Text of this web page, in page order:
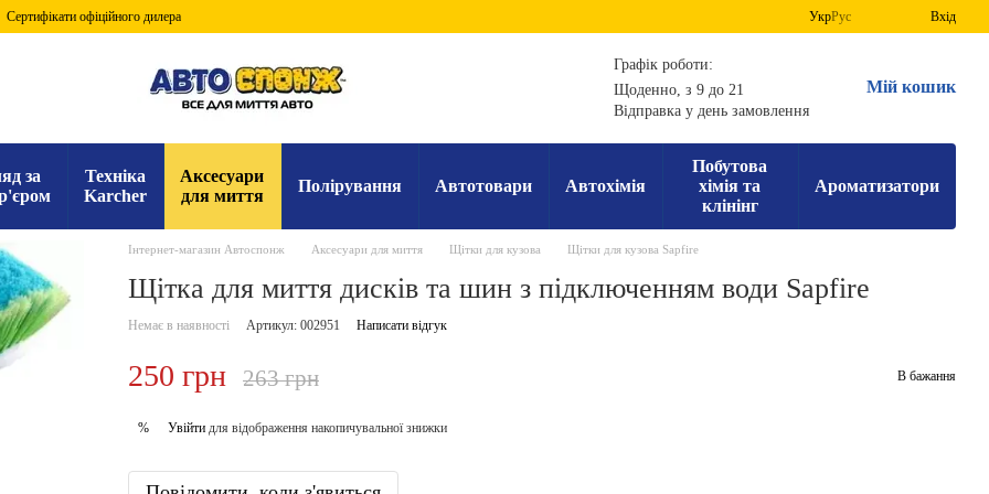
Сертифікати офіційного дилера УкрРус Вхід
Графік роботи:
Щоденно, з 9 до 21
Відправка у день замовлення
Мій кошик
за
Техніка
Karcher
Аксесуари
для миття
Полірування Автотовари Автохімія
Побутова
хімія та
клінінг
Ароматизатори
Інтернет-магазин Автоспонж Аксесуари для миття Щітки для кузова Щітки для кузова Sapfire
Щітка для миття дисків та шин з підключенням води Sapfire
Немає в наявності Артикул: 002951 Написати відгук
250 грн 263 грн В бажання
% Увійтидля відображення накопичувальної знижки